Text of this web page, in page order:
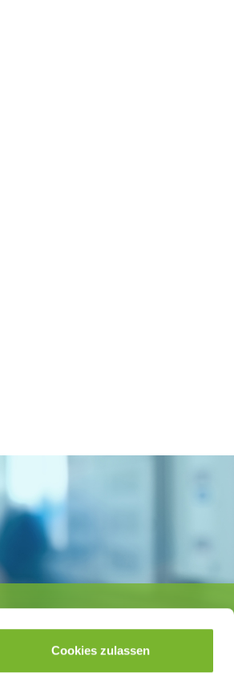
Cookies zulassen